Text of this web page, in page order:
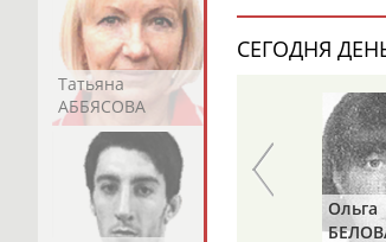
Татьяна
АББЯСОВА
АБДИКАРИМОВА
СЕГОДНЯ
Ольга
БЕЛОВА
Сергей